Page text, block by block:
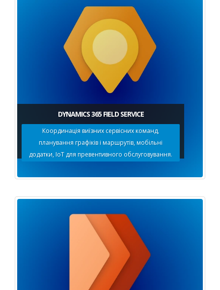
DYNAMICS 365 FIELD SERVICE
Координація виїзних сервісних команд,
планування графіків і маршрутів, мобільні
додатки, IoT для превентивного обслуговування.